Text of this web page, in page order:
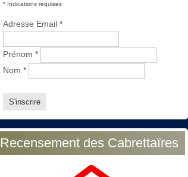
* Indications requises
Adresse Email *
Prénom *
Nom *
Recensement des Cabrettaïres